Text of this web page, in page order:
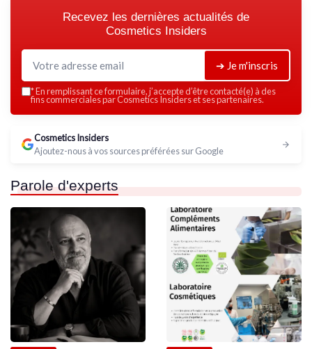
Recevez les dernières actualités de
Cosmetics Insiders
➔ Je m'inscris
*En remplissant ce formulaire, j’accepte d’être contacté(e) à des
fins commerciales par Cosmetics Insiders et ses partenaires.
Cosmetics Insiders
Ajoutez-nous à vos sources préférées sur Google
Parole d'experts